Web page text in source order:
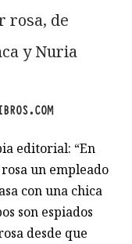
rosa, de
y Nuria
editorial: “En
un empleado
con una chica
son espiados
desde que